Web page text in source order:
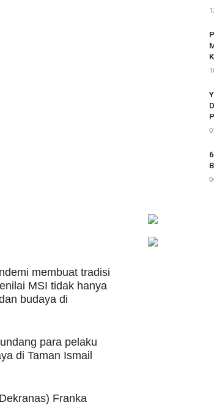
membuat tradisi
MSI tidak hanya
budaya di
para pelaku
di Taman Ismail
Franka